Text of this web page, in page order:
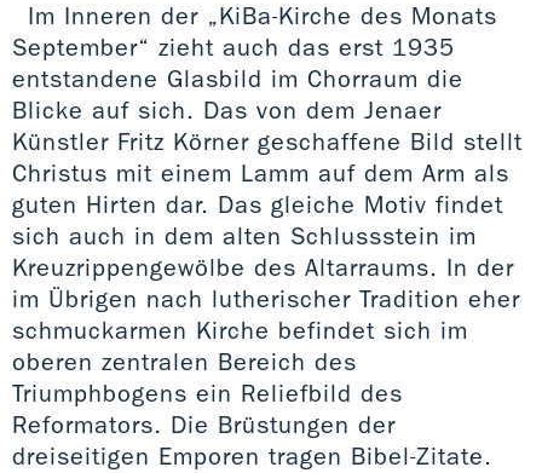
Im Inneren der „KiBa-Kirche des Monats
September“ zieht auch das erst 1935
entstandene Glasbild im Chorraum die
Blicke auf sich. Das von dem Jenaer
Künstler Fritz Körner geschaffene Bild stellt
Christus mit einem Lamm auf dem Arm als
guten Hirten dar. Das gleiche Motiv findet
sich auch in dem alten Schlussstein im
Kreuzrippengewölbe des Altarraums. In der
im Übrigen nach lutherischer Tradition eher
schmuckarmen Kirche befindet sich im
oberen zentralen Bereich des
Triumphbogens ein Reliefbild des
Reformators. Die Brüstungen der
dreiseitigen Emporen tragen Bibel-Zitate.